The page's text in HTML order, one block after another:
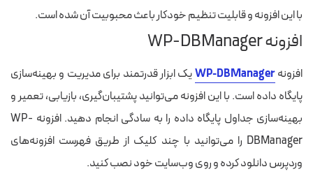
با این افزونه و قابلیت تنظیم خودکار باعث محبوبیت آن شده است.
افزونه WP-DBManager
افزونهWP-DBManagerیک ابزار قدرتمند برای مدیریت و بهینه‌سازی
پایگاه داده است. با این افزونه می‌توانید پشتیبان‌گیری، بازیابی، تعمیر و
بهینه‌سازی جداول پایگاه داده را به سادگی انجام دهید. افزونه WP-
DBManager را می‌توانید با چند کلیک از طریق فهرست افزونه‌های
وردپرس دانلود کرده و روی وب‌سایت خود نصب کنید.